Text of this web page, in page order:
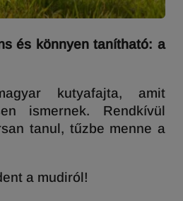
és könnyen tanítható: a
kutyafajta, amit
ismernek. Rendkívül
tanul, tűzbe menne a
a mudiról!